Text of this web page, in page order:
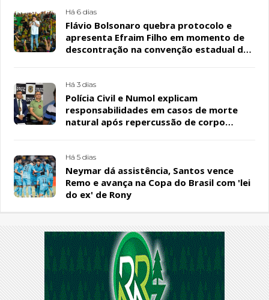
Há 6 dias
Flávio Bolsonaro quebra protocolo e
apresenta Efraim Filho em momento de
descontração na convenção estadual do
Há 3 dias
Polícia Civil e Numol explicam
responsabilidades em casos de morte
natural após repercussão de corpo
Há 5 dias
Neymar dá assistência, Santos vence
Remo e avança na Copa do Brasil com 'lei
do ex' de Rony